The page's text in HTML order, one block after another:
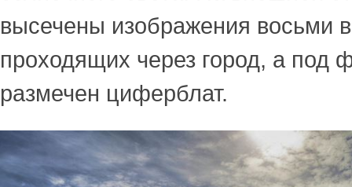
высечены изображения восьми
проходящих через город, а под
размечен циферблат.